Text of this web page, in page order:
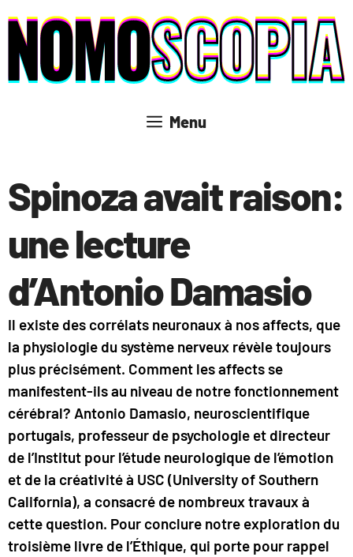
contenu
Menu
Spinoza avait raison:
une lecture
d’Antonio Damasio
Il existe des corrélats neuronaux à nos affects, que
la physiologie du système nerveux révèle toujours
plus précisément. Comment les affects se
manifestent-ils au niveau de notre fonctionnement
cérébral? Antonio Damasio, neuroscientifique
portugais, professeur de psychologie et directeur
de l’Institut pour l’étude neurologique de l’émotion
et de la créativité à USC (University of Southern
California), a consacré de nombreux travaux à
cette question. Pour conclure notre exploration du
troisième livre de l’Éthique, qui porte pour rappel